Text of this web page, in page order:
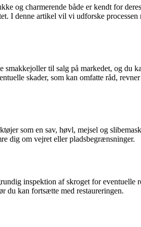
og charmerende både er kendt for
I denne artikel vil vi udforske
til salg på markedet, og du
skader, som kan omfatte råd,
som en sav, høvl, mejsel og
dig om vejret eller pladsbegrænsninger.
inspektion af skroget for eventuelle
du kan fortsætte med restaureringen.